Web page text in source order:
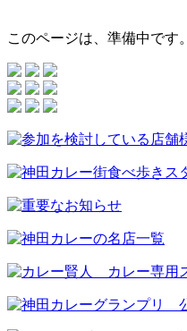
このページは、準備中です。